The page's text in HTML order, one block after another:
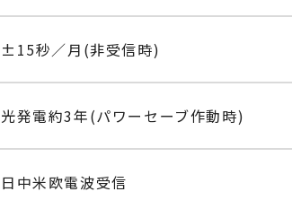
±15秒／月(非受信時)
光発電約3年(パワーセーブ作動時)
日中米欧電波受信